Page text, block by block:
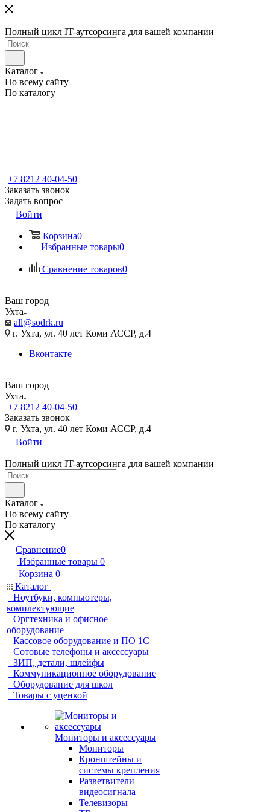
Полный цикл IT-аутсорсинга для вашей компании
Каталог
По всему сайту
По каталогу
+7 8212 40-04-50
Заказать звонок
Задать вопрос
Войти
Корзина0
Избранные товары0
Сравнение товаров0
Ваш город
Ухта
all@sodrk.ru
г. Ухта, ул. 40 лет Коми АССР, д.4
Вконтакте
Ваш город
Ухта
+7 8212 40-04-50
Заказать звонок
г. Ухта, ул. 40 лет Коми АССР, д.4
Войти
Полный цикл IT-аутсорсинга для вашей компании
Каталог
По всему сайту
По каталогу
Сравнение0
Избранные товары 0
Корзина 0
Каталог
Ноутбуки, компьютеры,
комплектующие
Оргтехника и офисное
оборудование
Кассовое оборудование и ПО 1С
Сотовые телефоны и аксессуары
ЗИП, детали, шлейфы
Коммуникационное оборудование
Оборудование для школ
Товары с уценкой
Мониторы и аксессуары
Мониторы
Кронштейны и
системы крепления
Разветвители
видеосигнала
Телевизоры